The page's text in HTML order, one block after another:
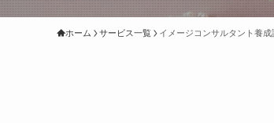
ホーム サービス一覧 イメージコンサルタント養成